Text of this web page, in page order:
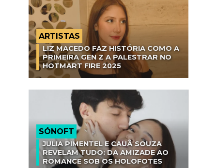
ARTISTAS
LIZ MACEDO FAZ HISTÓRIA COMO A
PRIMEIRA GEN Z A PALESTRAR NO
HOTMART FIRE 2025
SÓNOFT
JULIA PIMENTEL E CAUÃ SOUZA
REVELAM TUDO: DA AMIZADE AO
ROMANCE SOB OS HOLOFOTES